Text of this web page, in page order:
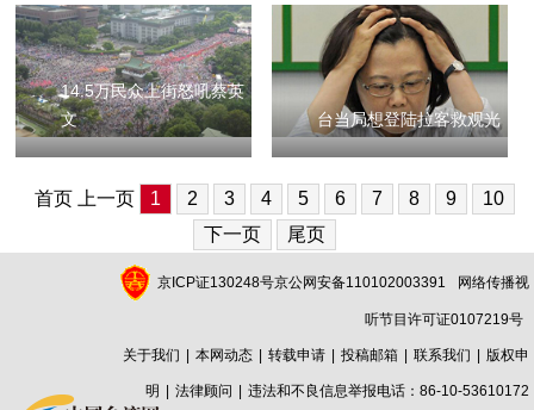
14.5万民众上街怒吼蔡英
文
台当局想登陆拉客救观光
首页 上一页 1 2 3 4 5 6 7 8 9
10
下一页
尾页
京ICP证130248号京公网安备110102003391 网络传播视
听节目许可证0107219号
关于我们 本网动态 转载申请 投稿邮箱 联系我们 版权申
明 法律顾问 违法和不良信息举报电话：86-10-53610172